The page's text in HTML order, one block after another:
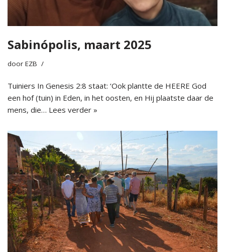
Sabinópolis, maart 2025
door EZB
Tuiniers In Genesis 2:8 staat: ‘Ook plantte de HEERE God
een hof (tuin) in Eden, in het oosten, en Hij plaatste daar de
mens, die… Lees verder »